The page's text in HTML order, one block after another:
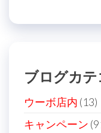
ビ
シ
ョ
ン
ブログカ
ウーボ店内 (13)
キャンペーン